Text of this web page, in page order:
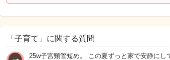
「子育て」に関する質問
25w子宮頸管短め。 この夏ずっと家で安静にし